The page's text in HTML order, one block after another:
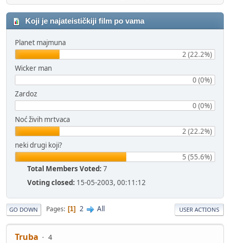
Koji je najateističkiji film po vama
Planet majmuna
2 (22.2%)
Wicker man
0 (0%)
Zardoz
0 (0%)
Noć živih mrtvaca
2 (22.2%)
neki drugi koji?
5 (55.6%)
Total Members Voted: 7
Voting closed: 15-05-2003, 00:11:12
GO DOWN Pages 1 2 All USER ACTIONS
Truba 4